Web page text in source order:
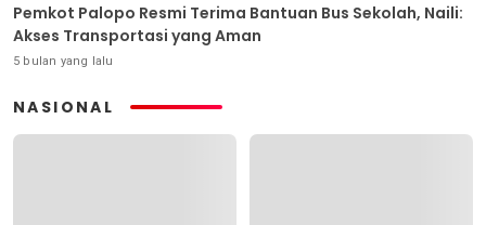
Pemkot Palopo Resmi Terima Bantuan Bus Sekolah, Naili:
Akses Transportasi yang Aman
5 bulan yang lalu
NASIONAL